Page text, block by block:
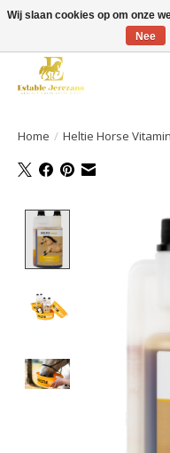
Gratis verzending vanaf €49 op
Home / Heltie Horse
Product
Wij slaan cookies op om onze
Nee